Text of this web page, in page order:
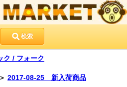
検索
ク / フォーク
＞ 2017-08-25 新入荷商品